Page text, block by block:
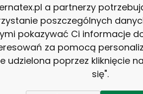
a partnerzy
poszczególnych
pokazywać Ci informacje
za pomocą
udzielona poprzez kliknięcie
się".